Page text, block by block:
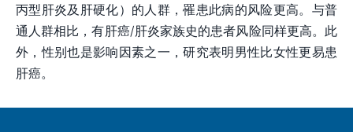
丙型肝炎及肝硬化）的人群，罹患此病的风险更高。与普
通人群相比，有肝癌/肝炎家族史的患者风险同样更高。此
外，性别也是影响因素之一，研究表明男性比女性更易患
肝癌。